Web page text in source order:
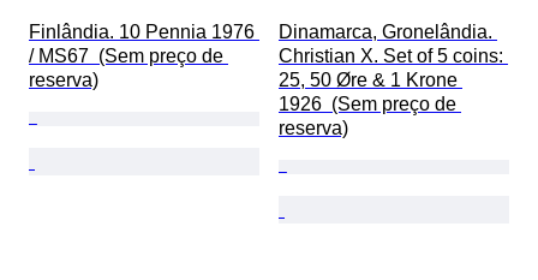
Finlândia. 10 Pennia 1976
/ MS67  (Sem preço de
reserva)
Dinamarca, Gronelândia.
Christian X. Set of 5 coins:
25, 50 Øre & 1 Krone
1926  (Sem preço de
reserva)